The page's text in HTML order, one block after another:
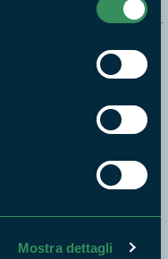
Mostra dettagli